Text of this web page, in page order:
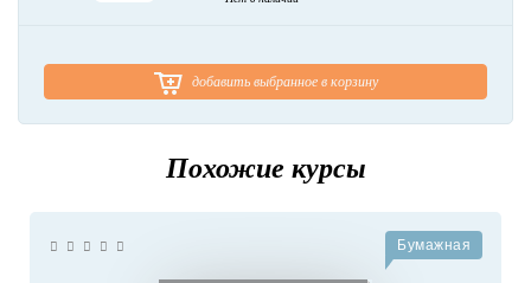
добавить выбранное в корзину
Похожие курсы
Бумажная